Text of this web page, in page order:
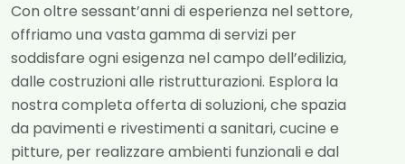
Con oltre sessant’anni di esperienza nel settore,
offriamo una vasta gamma di servizi per
soddisfare ogni esigenza nel campo dell’edilizia,
dalle costruzioni alle ristrutturazioni. Esplora la
nostra completa offerta di soluzioni, che spazia
da pavimenti e rivestimenti a sanitari, cucine e
pitture, per realizzare ambienti funzionali e dal